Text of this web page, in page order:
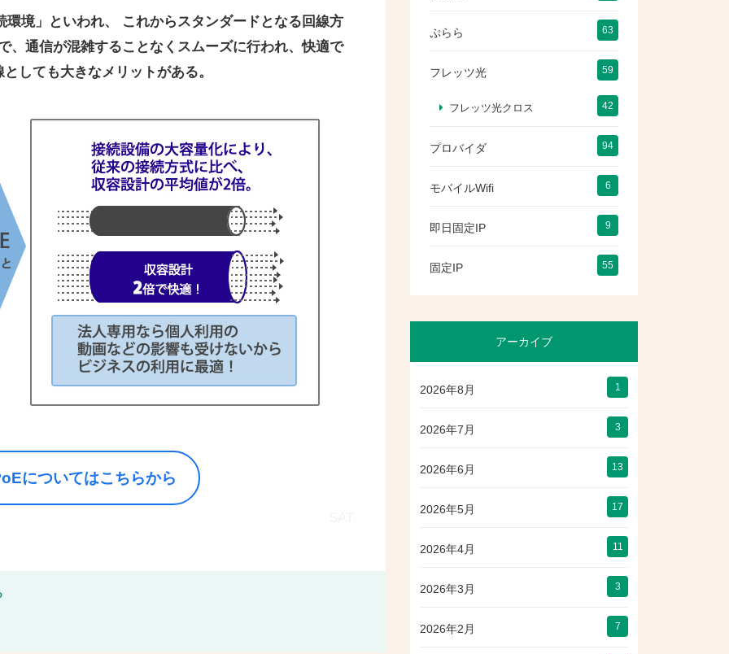
境」といわれ、 これからスタンダードとなる回線方
、通信が混雑することなくスムーズに行われ、快適で
しても大きなメリットがある。
についてはこちらから
ぷらら 63
フレッツ光 59
フレッツ光クロス 42
プロバイダ 94
モバイルWifi 6
即日固定IP 9
固定IP 55
アーカイブ
2026年8月 1
2026年7月 3
2026年6月 13
2026年5月 17
2026年4月 11
2026年3月 3
2026年2月 7